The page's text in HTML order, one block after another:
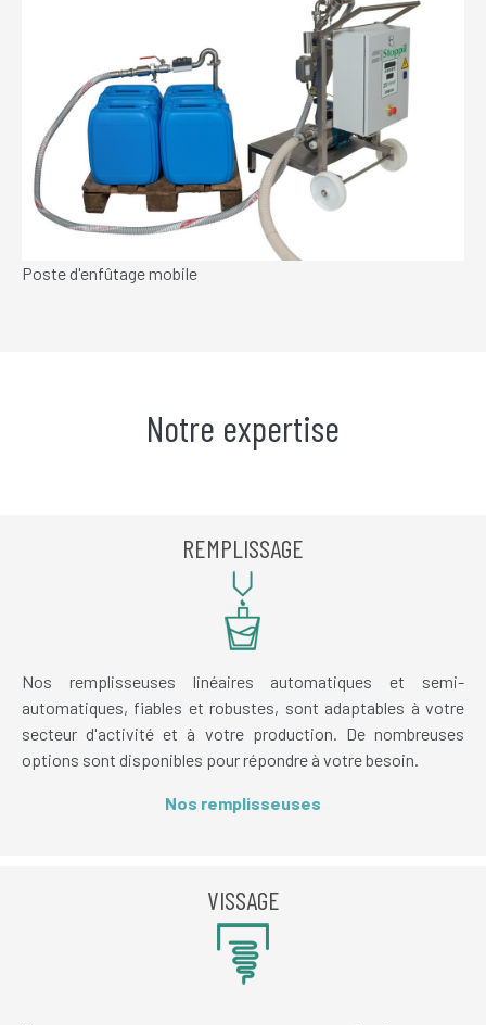
Poste d'enfûtage mobile
Notre expertise
REMPLISSAGE
Nos remplisseuses linéaires automatiques et semi-
automatiques, fiables et robustes, sont adaptables à votre
secteur d'activité et à votre production. De nombreuses
options sont disponibles pour répondre à votre besoin.
Nos remplisseuses
VISSAGE